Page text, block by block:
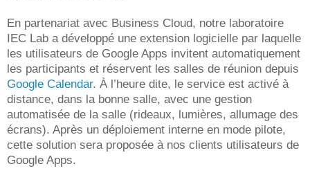
En partenariat avec Business Cloud, notre laboratoire
IEC Lab a développé une extension logicielle par laquelle
les utilisateurs de Google Apps invitent automatiquement
les participants et réservent les salles de réunion depuis
Google Calendar. À l’heure dite, le service est activé à
distance, dans la bonne salle, avec une gestion
automatisée de la salle (rideaux, lumières, allumage des
écrans). Après un déploiement interne en mode pilote,
cette solution sera proposée à nos clients utilisateurs de
Google Apps.